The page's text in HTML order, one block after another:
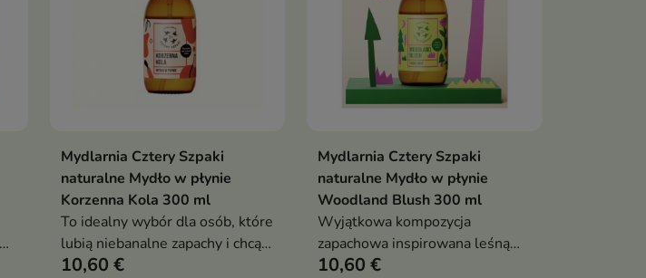
Dodaj do koszyka
Mydlarnia Cztery Szpaki
naturalne Mydło w płynie
Korzenna Kola 300 ml
To idealny wybór dla osób, które
lubią niebanalne zapachy i chcą
zamienić codzienne mycie w
10,60 €
Dodaj do koszyka
Mydlarnia Cztery Szpaki
naturalne Mydło w płynie
Woodland Blush 300 ml
Wyjątkowa kompozycja
zapachowa inspirowana leśną
naturą łączy świeże, zielone
10,60 €